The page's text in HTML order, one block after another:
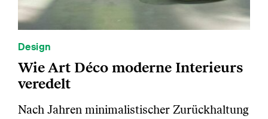
Design
Wie Art Déco moderne Interieurs
veredelt
Nach Jahren minimalistischer Zurückhaltung